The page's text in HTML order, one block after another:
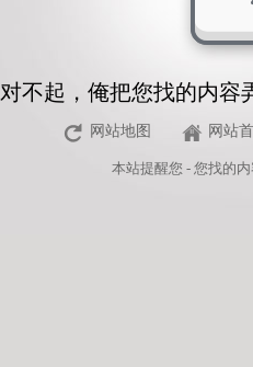
对不起，俺把您找的内容
网站地图 网站
本站提醒您 - 您找的